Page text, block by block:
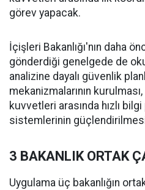
görev yapacak.
İçişleri Bakanlığı'nın daha
gönderdiği genelgede de
analizine dayalı güvenlik
mekanizmalarının
kuvvetleri arasında hızlı
sistemlerinin
3 BAKANLIK ORTAK
Uygulama üç bakanlığın